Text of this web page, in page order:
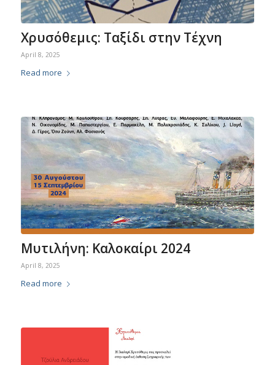
Χρυσόθεμις: Ταξίδι στην Τέχνη
April 8, 2025
Read more
Μυτιλήνη: Καλοκαίρι 2024
April 8, 2025
Read more